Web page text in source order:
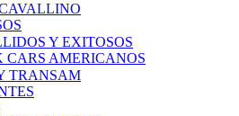
Y EXITOSOS
CARS AMERICANOS
TRANSAM